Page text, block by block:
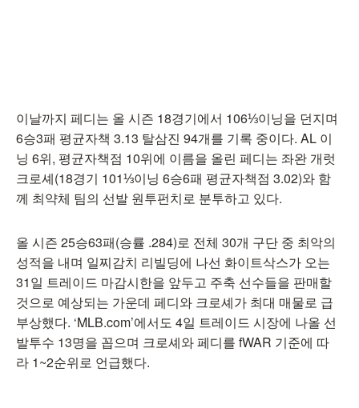
이날까지 페디는 올 시즌 18경기에서 106⅓이닝을 던지며
6승3패 평균자책 3.13 탈삼진 94개를 기록 중이다. AL 이
닝 6위, 평균자책점 10위에 이름을 올린 페디는 좌완 개럿
크로셰(18경기 101⅓이닝 6승6패 평균자책점 3.02)와 함
께 최약체 팀의 선발 원투펀치로 분투하고 있다.
올 시즌 25승63패(승률 .284)로 전체 30개 구단 중 최악의
성적을 내며 일찌감치 리빌딩에 나선 화이트삭스가 오는
31일 트레이드 마감시한을 앞두고 주축 선수들을 판매할
것으로 예상되는 가운데 페디와 크로셰가 최대 매물로 급
부상했다. ‘MLB.com’에서도 4일 트레이드 시장에 나올 선
발투수 13명을 꼽으며 크로셰와 페디를 fWAR 기준에 따
라 1~2순위로 언급했다.